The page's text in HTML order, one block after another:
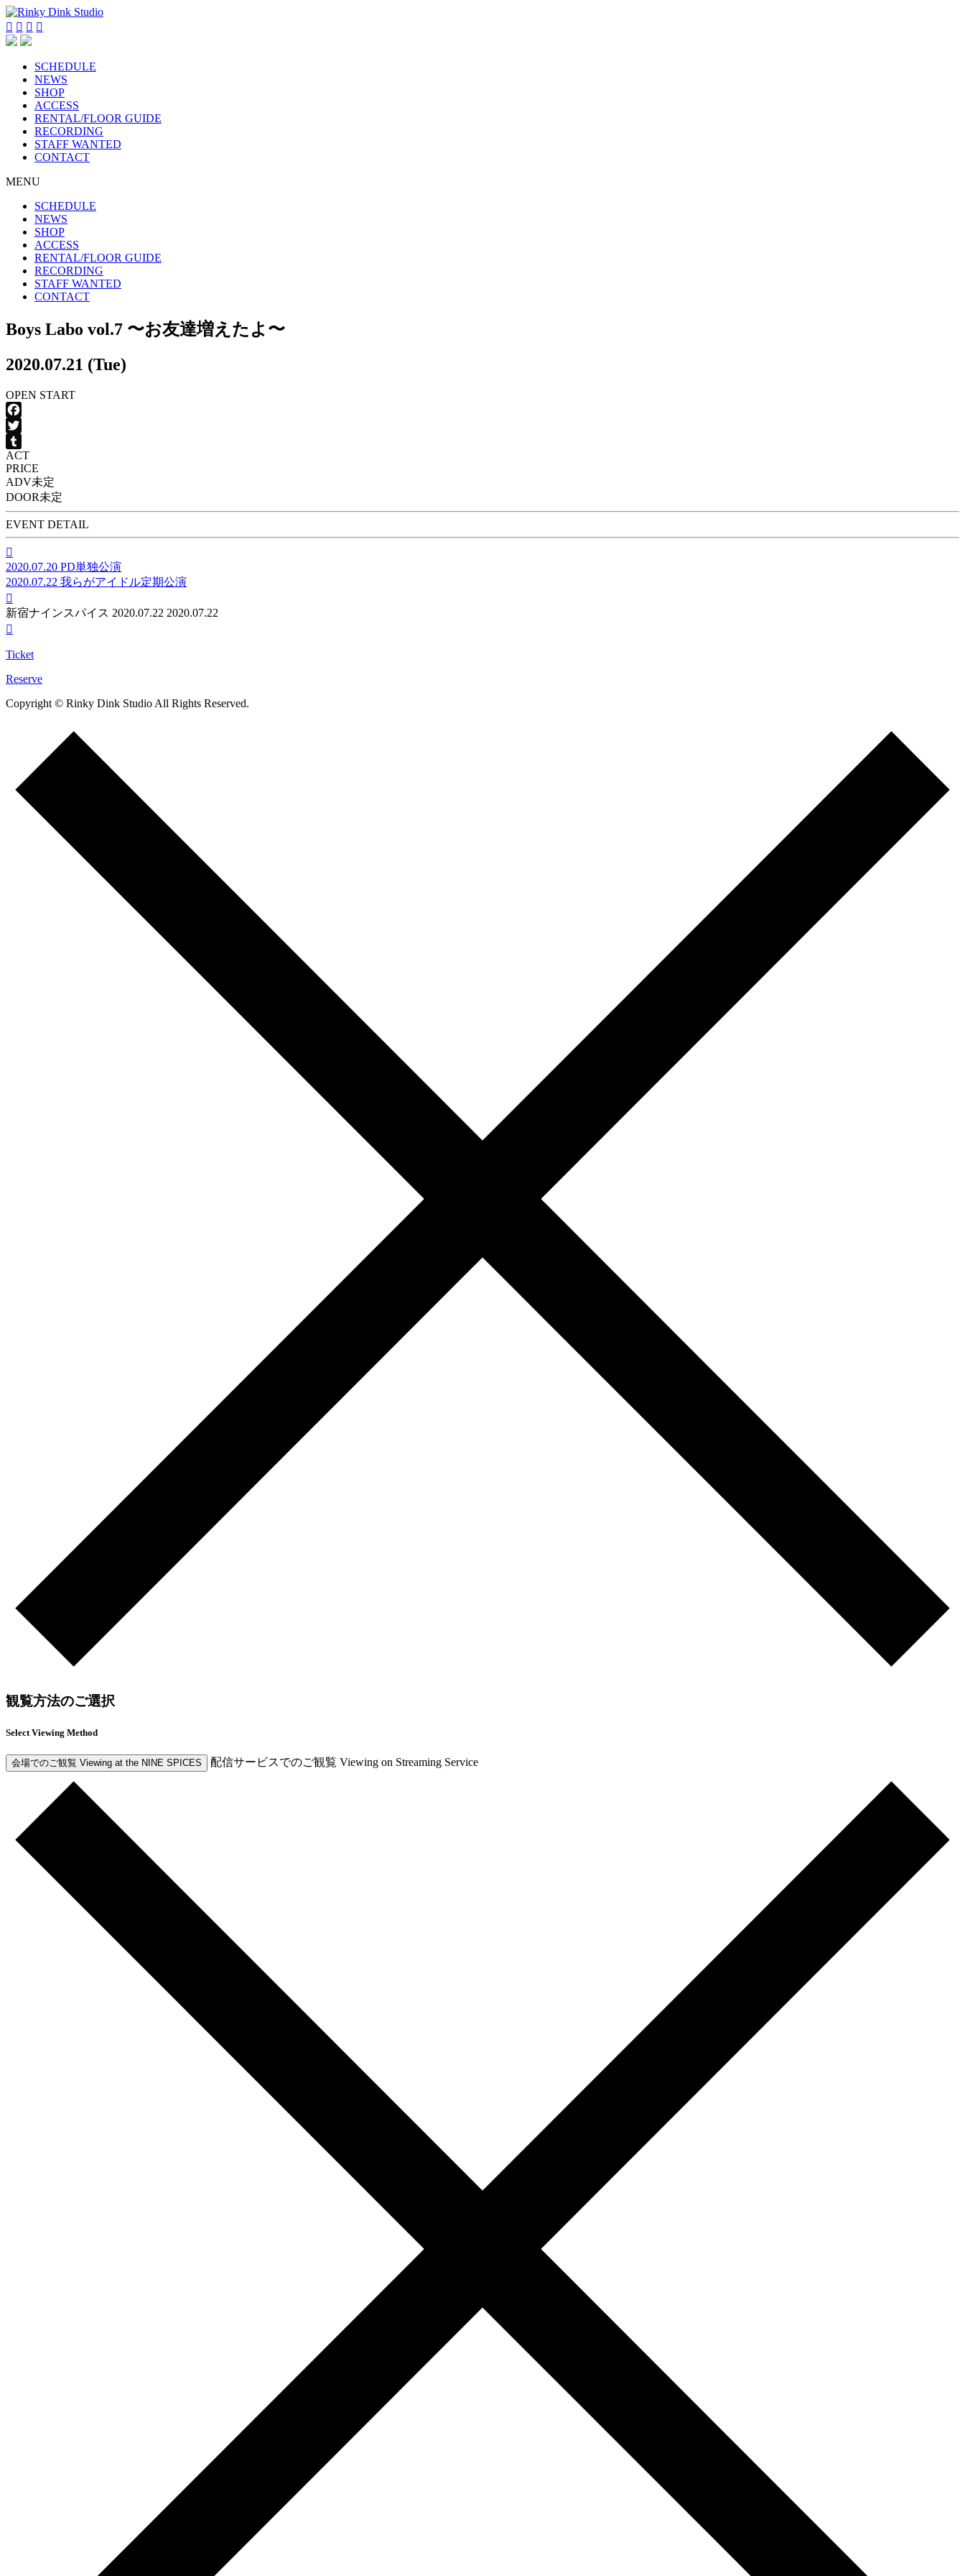
   
SCHEDULE
NEWS
SHOP
ACCESS
RENTAL/FLOOR GUIDE
RECORDING
STAFF WANTED
CONTACT
MENU
SCHEDULE
NEWS
SHOP
ACCESS
RENTAL/FLOOR GUIDE
RECORDING
STAFF WANTED
CONTACT
Boys Labo vol.7 〜お友達増えたよ〜
2020.07.21 (Tue)
OPEN START
Facebook
Twitter
Tumblr
ACT
PRICE
ADV未定
DOOR未定
EVENT DETAIL

2020.07.20 PD単独公演
2020.07.22 我らがアイドル定期公演

新宿ナインスパイス 2020.07.22 2020.07.22

Ticket
Reserve
Copyright © Rinky Dink Studio All Rights Reserved.
観覧方法のご選択
Select Viewing Method
会場でのご観覧 Viewing at the NINE SPICES 配信サービスでのご観覧 Viewing on Streaming Service